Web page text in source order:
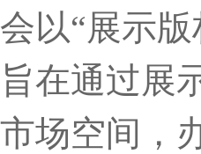
会以“展示
旨在通过展
市场空间，